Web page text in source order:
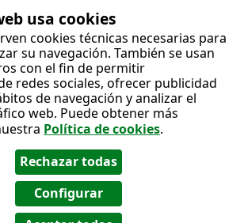
usa cookies
cookies técnicas necesarias para
su navegación. También se usan
con el fin de permitir
redes sociales, ofrecer publicidad
de navegación y analizar el
web. Puede obtener más
Política de cookies.